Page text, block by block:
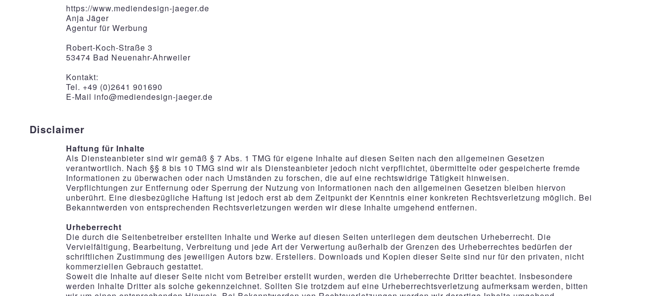
https://www.mediendesign-jaeger.de
Anja Jäger
Agentur für Werbung
Robert-Koch-Straße 3
53474 Bad Neuenahr-Ahrweiler
Kontakt:
Tel. +49 (0)2641 901690
E-Mail info@mediendesign-jaeger.de
Disclaimer
Haftung für Inhalte
Als Diensteanbieter sind wir gemäß § 7 Abs. 1 TMG für eigene Inhalte auf diesen Seiten nach den allgemeinen Gesetzen
verantwortlich. Nach §§ 8 bis 10 TMG sind wir als Diensteanbieter jedoch nicht verpflichtet, übermittelte oder gespeicherte fremde
Informationen zu überwachen oder nach Umständen zu forschen, die auf eine rechtswidrige Tätigkeit hinweisen.
Verpflichtungen zur Entfernung oder Sperrung der Nutzung von Informationen nach den allgemeinen Gesetzen bleiben hiervon
unberührt. Eine diesbezügliche Haftung ist jedoch erst ab dem Zeitpunkt der Kenntnis einer konkreten Rechtsverletzung möglich. Bei
Bekanntwerden von entsprechenden Rechtsverletzungen werden wir diese Inhalte umgehend entfernen.
Urheberrecht
Die durch die Seitenbetreiber erstellten Inhalte und Werke auf diesen Seiten unterliegen dem deutschen Urheberrecht. Die
Vervielfältigung, Bearbeitung, Verbreitung und jede Art der Verwertung außerhalb der Grenzen des Urheberrechtes bedürfen der
schriftlichen Zustimmung des jeweiligen Autors bzw. Erstellers. Downloads und Kopien dieser Seite sind nur für den privaten, nicht
kommerziellen Gebrauch gestattet.
Soweit die Inhalte auf dieser Seite nicht vom Betreiber erstellt wurden, werden die Urheberrechte Dritter beachtet. Insbesondere
werden Inhalte Dritter als solche gekennzeichnet. Sollten Sie trotzdem auf eine Urheberrechtsverletzung aufmerksam werden, bitten